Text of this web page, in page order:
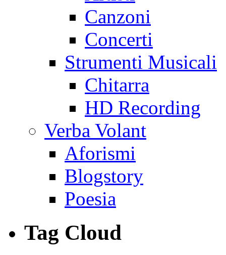
Canzoni
Concerti
Strumenti Musicali
Chitarra
HD Recording
Verba Volant
Aforismi
Blogstory
Poesia
Tag Cloud